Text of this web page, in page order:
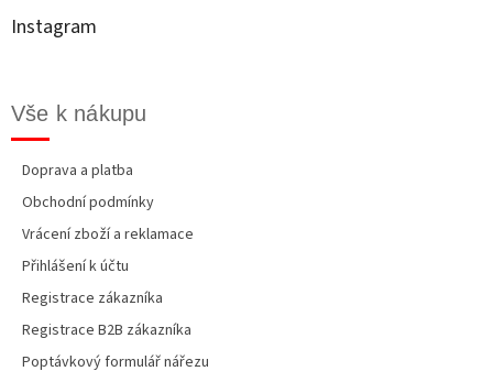
Instagram
Vše k nákupu
Doprava a platba
Obchodní podmínky
Vrácení zboží a reklamace
Přihlášení k účtu
Registrace zákazníka
Registrace B2B zákazníka
Poptávkový formulář nářezu